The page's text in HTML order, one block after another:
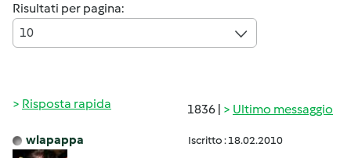
Risultati per pagina:
10
1836 | Ultimo messaggio
Risposta rapida
wlapappa Iscritto : 18.02.2010